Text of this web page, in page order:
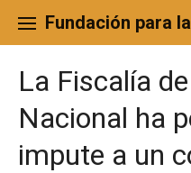
content
Fundación para
La Fiscalía
Nacional ha
impute a un